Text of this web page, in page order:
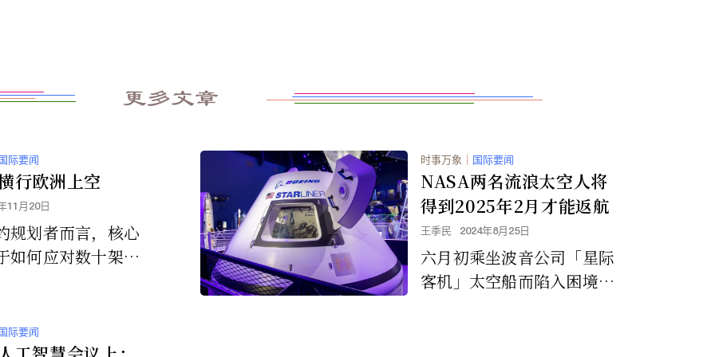
更多文章
际要闻
行欧洲上空
11月20日
规划者而言，核心
如何应对数十架甚
时事万象 ｜ 国际要闻
NASA两名流浪太空人将
得到2025年2月才能返航
王季民 2024年8月25日
六月初乘坐波音公司「星际
客机」太空船而陷入困境的
际要闻